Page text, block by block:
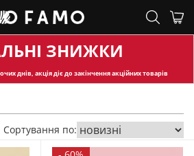
ЗНИЖКИ
днів, акція діє до закінчення акційних товарів
Сортування по: